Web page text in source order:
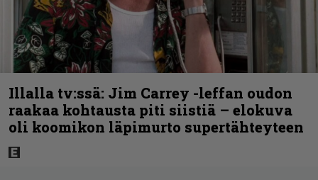
Illalla tv:ssä: Jim Carrey -leffan oudon
raakaa kohtausta piti siistiä – elokuva
oli koomikon läpimurto supertähteyteen